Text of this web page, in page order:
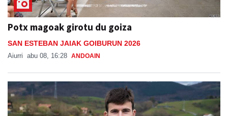
Potx magoak girotu du goiza
SAN ESTEBAN JAIAK GOIBURUN 2026
Aiurri abu 08, 16:28 ANDOAIN